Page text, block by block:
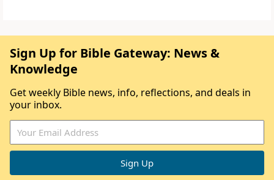
Sign Up for Bible Gateway: News &
Knowledge
Get weekly Bible news, info, reflections, and deals in
your inbox.